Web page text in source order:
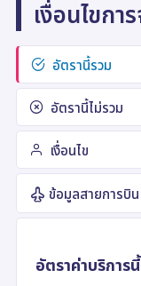
เงื่อนไขกา
อัตรานี้รวม
อัตรานี้ไม่รวม
เงื่อนไข
ข้อมูลสายการบิน
อัตราค่าบริการ